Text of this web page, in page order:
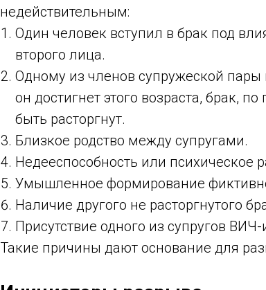
недействительным:
Один человек вступил в брак под
второго лица.
Одному из членов супружеской
он достигнет этого возраста, брак,
быть расторгнут.
Близкое родство между супругами.
Недееспособность или психическое
Умышленное формирование
Наличие другого не расторгнутого
Присутствие одного из супругов
Такие причины дают основание для